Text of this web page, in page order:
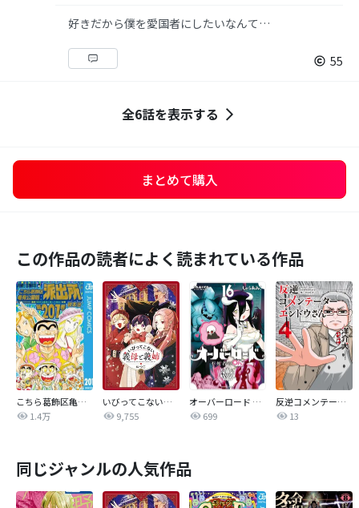
好きだから僕を愛国者にしたいなんて…
55
全6話を表示する
まとめて購入
この作品の読者によく読まれている作品
こちら葛飾区亀有公園前派出所
1.4万
いびってこない義母と義姉
9,755
オーバーロード 不死者のOh!
699
反逆コメンテーターエンドウさん
13
同じジャンルの人気作品